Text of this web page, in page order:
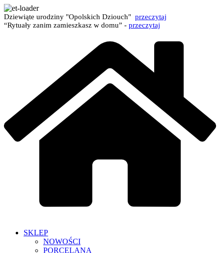
Dziewiąte urodziny "Opolskich Dziouch" przeczytaj
“Rytuały zanim zamieszkasz w domu” - przeczytaj
SKLEP
NOWOŚCI
PORCELANA